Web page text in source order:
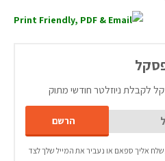
לקבלת ניוזלטר חודשי מתוק
אליך ספאם או נעביר את המייל שלך לצד